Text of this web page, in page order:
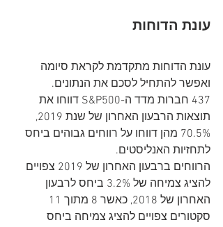
עונת הדוחות
עונת הדוחות מתקדמת לקראת סיומה
ואפשר להתחיל לסכם את הנתונים.
437 חברות מדד ה-S&P500 דווחו את
תוצאות הרבעון האחרון של שנת 2019,
70.5% מהן דווחו על רווחים גבוהים ביחס
לתחזיות האנליסטים.
הרווחים ברבעון האחרון של 2019 צפויים
להציג צמיחה של 3.2% ביחס לרבעון
סקטורים צפויים להציג צמיחה ביחס